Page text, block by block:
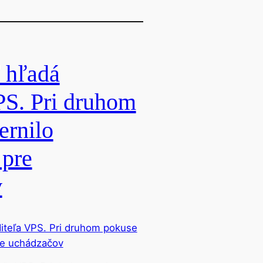
Pri druhom